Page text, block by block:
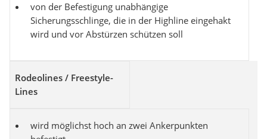
von der Befestigung unabhängige
Sicherungsschlinge, die in der Highline eingehakt
wird und vor Abstürzen schützen soll
Rodeolines / Freestyle-
Lines
wird möglichst hoch an zwei Ankerpunkten